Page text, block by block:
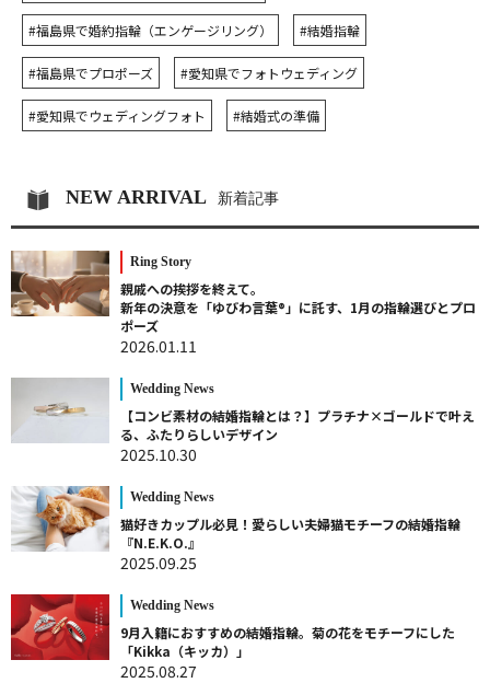
#福島県で婚約指輪（エンゲージリング） #結婚指輪
#福島県でプロポーズ #愛知県でフォトウェディング
#愛知県でウェディングフォト #結婚式の準備
NEW ARRIVAL 新着記事
Ring Story
親戚への挨拶を終えて。
新年の決意を「ゆびわ言葉®」に託す、1月の指輪選びとプロ
ポーズ
2026.01.11
Wedding News
【コンビ素材の結婚指輪とは？】プラチナ×ゴールドで叶え
る、ふたりらしいデザイン
2025.10.30
Wedding News
猫好きカップル必見！愛らしい夫婦猫モチーフの結婚指輪
『N.E.K.O.』
2025.09.25
Wedding News
9月入籍におすすめの結婚指輪。菊の花をモチーフにした
「Kikka（キッカ）」
2025.08.27